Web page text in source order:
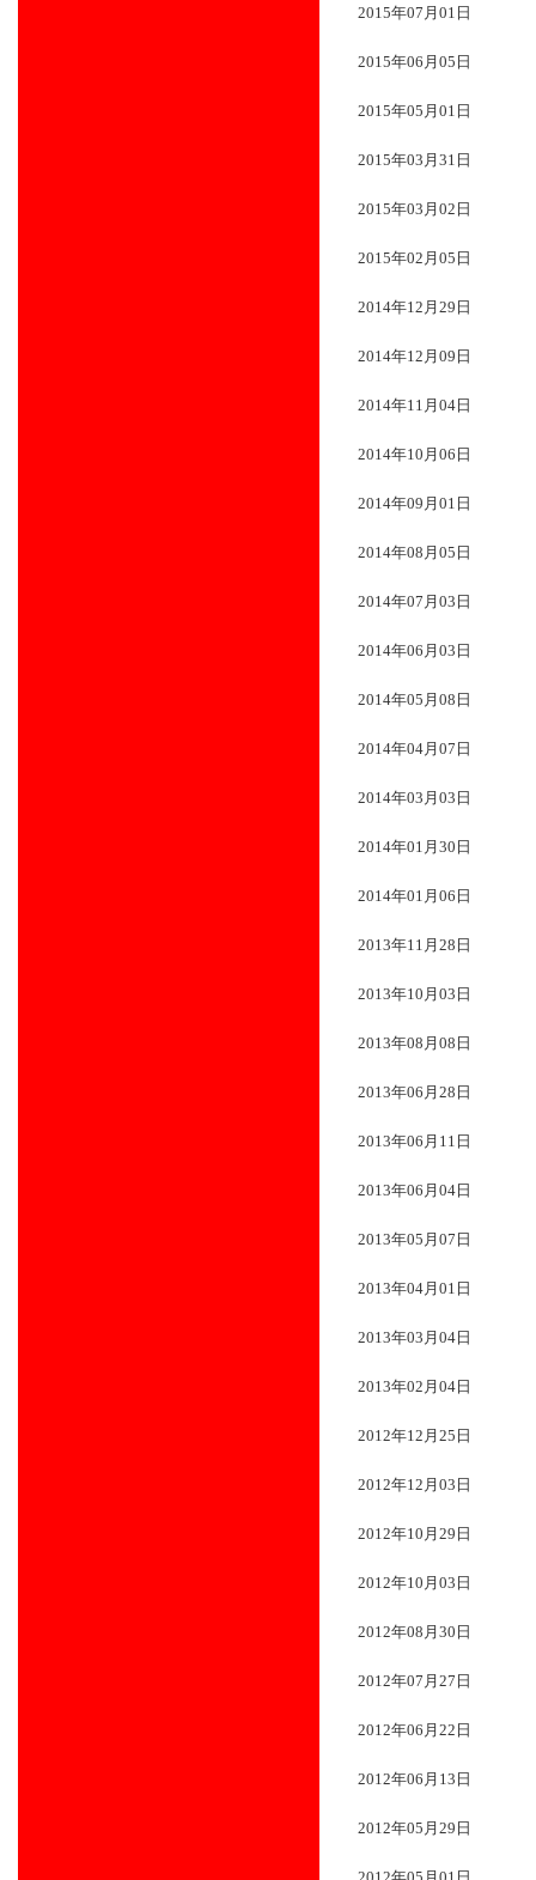
2015年07月01日
2015年06月05日
2015年05月01日
2015年03月31日
2015年03月02日
2015年02月05日
2014年12月29日
2014年12月09日
2014年11月04日
2014年10月06日
2014年09月01日
2014年08月05日
2014年07月03日
2014年06月03日
2014年05月08日
2014年04月07日
2014年03月03日
2014年01月30日
2014年01月06日
2013年11月28日
2013年10月03日
2013年08月08日
2013年06月28日
2013年06月11日
2013年06月04日
2013年05月07日
2013年04月01日
2013年03月04日
2013年02月04日
2012年12月25日
2012年12月03日
2012年10月29日
2012年10月03日
2012年08月30日
2012年07月27日
2012年06月22日
2012年06月13日
2012年05月29日